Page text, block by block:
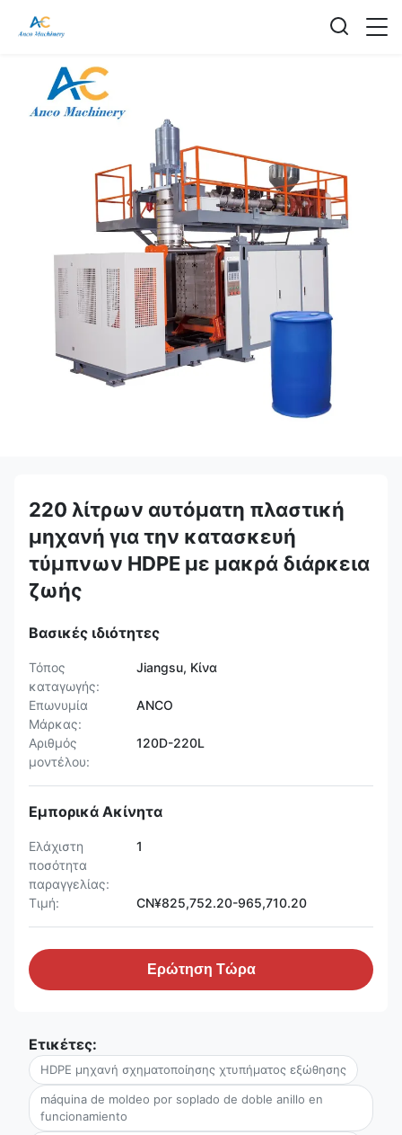
220 λίτρων αυτόματη πλαστική
μηχανή για την κατασκευή
τύμπνων HDPE με μακρά διάρκεια
ζωής
Βασικές ιδιότητες
Τόπος
καταγωγής:
Jiangsu, Κίνα
Επωνυμία
Μάρκας:
ANCO
Αριθμός
μοντέλου:
120D-220L
Εμπορικά Ακίνητα
Ελάχιστη
ποσότητα
παραγγελίας:
1
Τιμή: CN¥825,752.20-965,710.20
Ερώτηση Τώρα
Ετικέτες:
HDPE μηχανή σχηματοποίησης χτυπήματος εξώθησης
máquina de moldeo por soplado de doble anillo en
funcionamiento